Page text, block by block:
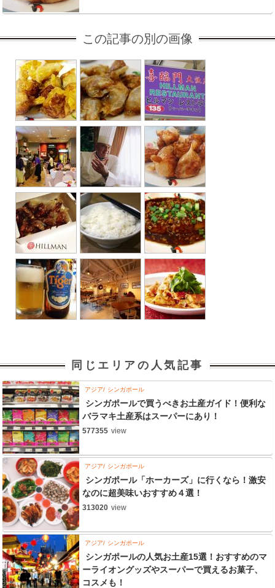
この記事の別の画像
同じエリアの人気記事
アジア シンガポール
シンガポールで買うべきお土産ガイド！便利な
バラマキ土産系はスーパーにあり！
577355 view
アジア シンガポール
シンガポール「ホーカーズ」に行くなら！激安
なのに超美味いおすすめ４選！
313020 view
アジア シンガポール
シンガポールの人気お土産15選！おすすめのマ
ーライオングッズやスーパーで買えるお菓子、
コスメも！